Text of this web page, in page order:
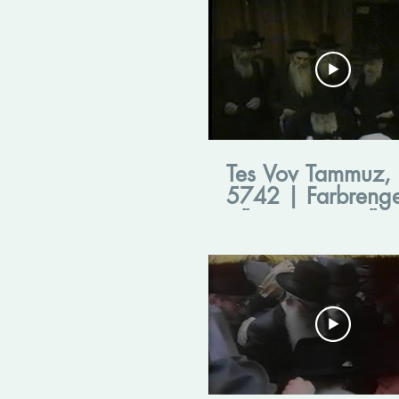
Tes Vov Tammuz,
5742 |
ט"ו תמוז תשמ"ב